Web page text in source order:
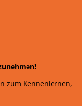
zum Kennenlernen,